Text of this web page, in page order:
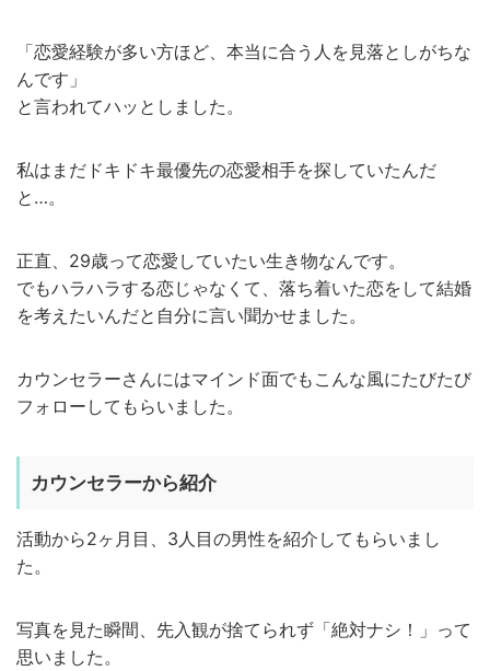
「恋愛経験が多い方ほど、本当に合う人を見落としがちな
んです」
と言われてハッとしました。
私はまだドキドキ最優先の恋愛相手を探していたんだ
と…。
正直、29歳って恋愛していたい生き物なんです。
でもハラハラする恋じゃなくて、落ち着いた恋をして結婚
を考えたいんだと自分に言い聞かせました。
カウンセラーさんにはマインド面でもこんな風にたびたび
フォローしてもらいました。
カウンセラーから紹介
活動から2ヶ月目、3人目の男性を紹介してもらいまし
た。
写真を見た瞬間、先入観が捨てられず「絶対ナシ！」って
思いました。